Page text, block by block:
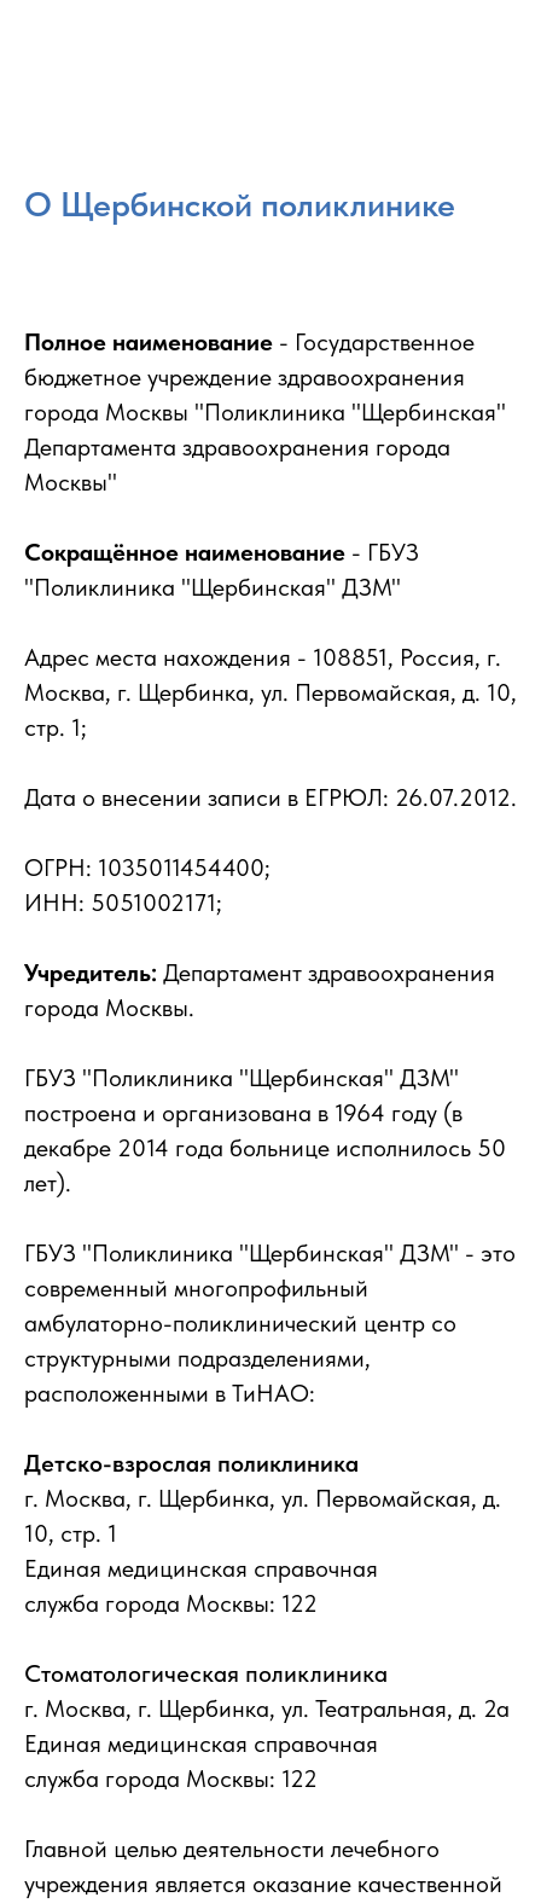
О Щербинской поликлинике
Полное наименование - Государственное
бюджетное учреждение здравоохранения
города Москвы "Поликлиника "Щербинская"
Департамента здравоохранения города
Москвы"
Сокращённое наименование - ГБУЗ
"Поликлиника "Щербинская" ДЗМ"
Адрес места нахождения - 108851, Россия, г.
Москва, г. Щербинка, ул. Первомайская, д. 10,
стр. 1;
Дата о внесении записи в ЕГРЮЛ: 26.07.2012.
ОГРН: 1035011454400;
ИНН: 5051002171;
Учредитель: Департамент здравоохранения
города Москвы.
ГБУЗ "Поликлиника "Щербинская" ДЗМ"
построена и организована в 1964 году (в
декабре 2014 года больнице исполнилось 50
лет).
ГБУЗ "Поликлиника "Щербинская" ДЗМ" - это
современный многопрофильный
амбулаторно-поликлинический центр со
структурными подразделениями,
расположенными в ТиНАО:
Детско-взрослая поликлиника
г. Москва, г. Щербинка, ул. Первомайская, д.
10, стр. 1
Единая медицинская справочная
служба города Москвы: 122
Стоматологическая поликлиника
г. Москва, г. Щербинка, ул. Театральная, д. 2а
Единая медицинская справочная
служба города Москвы: 122
Главной целью деятельности лечебного
учреждения является оказание качественной